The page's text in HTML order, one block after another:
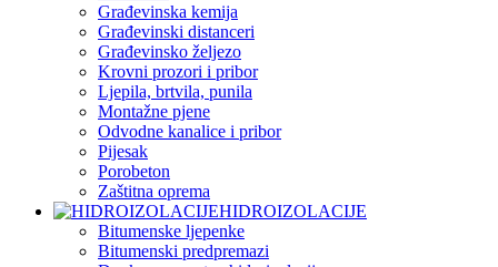
Građevinska kemija
Građevinski distanceri
Građevinsko željezo
Krovni prozori i pribor
Ljepila, brtvila, punila
Montažne pjene
Odvodne kanalice i pribor
Pijesak
Porobeton
Zaštitna oprema
HIDROIZOLACIJE
Bitumenske ljepenke
Bitumenski predpremazi